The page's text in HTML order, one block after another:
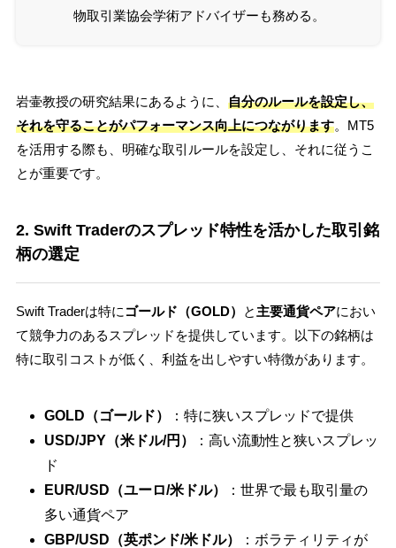
物取引業協会学術アドバイザーも務める。
岩壷教授の研究結果にあるように、 自分のルールを設定し、
それを守ることがパフォーマンス向上につながります。MT5
を活用する際も、明確な取引ルールを設定し、それに従うこ
とが重要です。
2. Swift Traderのスプレッド特性を活かした取引銘
柄の選定
Swift Traderは特に ゴールド（GOLD） と 主要通貨ペアにおい
て競争力のあるスプレッドを提供しています。以下の銘柄は
特に取引コストが低く、利益を出しやすい特徴があります。
GOLD（ゴールド）
：特に狭いスプレッドで提供
USD/JPY（米ドル/円）
：高い流動性と狭いスプレッ
ド
EUR/USD（ユーロ/米ドル）
：世界で最も取引量の
多い通貨ペア
GBP/USD（英ポンド/米ドル）
：ボラティリティが